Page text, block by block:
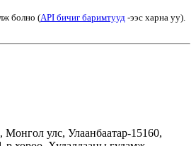
болно (API бичиг баримтууд -ээс харна уу).
улс, Улаанбаатар-15160,